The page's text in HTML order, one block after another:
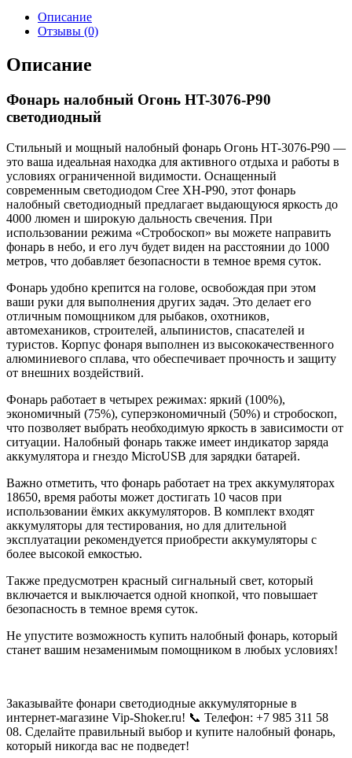
Описание
Отзывы (0)
Описание
Фонарь налобный Огонь HT-3076-P90
светодиодный
Стильный и мощный налобный фонарь Огонь HT-3076-P90 —
это ваша идеальная находка для активного отдыха и работы в
условиях ограниченной видимости. Оснащенный
современным светодиодом Cree ХН-Р90, этот фонарь
налобный светодиодный предлагает выдающуюся яркость до
4000 люмен и широкую дальность свечения. При
использовании режима «Стробоскоп» вы можете направить
фонарь в небо, и его луч будет виден на расстоянии до 1000
метров, что добавляет безопасности в темное время суток.
Фонарь удобно крепится на голове, освобождая при этом
ваши руки для выполнения других задач. Это делает его
отличным помощником для рыбаков, охотников,
автомехаников, строителей, альпинистов, спасателей и
туристов. Корпус фонаря выполнен из высококачественного
алюминиевого сплава, что обеспечивает прочность и защиту
от внешних воздействий.
Фонарь работает в четырех режимах: яркий (100%),
экономичный (75%), суперэкономичный (50%) и стробоскоп,
что позволяет выбрать необходимую яркость в зависимости от
ситуации. Налобный фонарь также имеет индикатор заряда
аккумулятора и гнездо MicroUSB для зарядки батарей.
Важно отметить, что фонарь работает на трех аккумуляторах
18650, время работы может достигать 10 часов при
использовании ёмких аккумуляторов. В комплект входят
аккумуляторы для тестирования, но для длительной
эксплуатации рекомендуется приобрести аккумуляторы с
более высокой емкостью.
Также предусмотрен красный сигнальный свет, который
включается и выключается одной кнопкой, что повышает
безопасность в темное время суток.
Не упустите возможность купить налобный фонарь, который
станет вашим незаменимым помощником в любых условиях!
Заказывайте фонари светодиодные аккумуляторные в
интернет-магазине Vip-Shoker.ru! 📞 Телефон: +7 985 311 58
08. Сделайте правильный выбор и купите налобный фонарь,
который никогда вас не подведет!